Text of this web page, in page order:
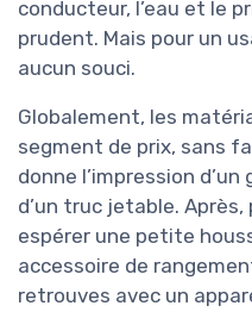
conducteur, l’eau et le
prudent. Mais pour un
aucun souci.
Globalement, les
segment de prix, sans
donne l’impression
d’un truc jetable.
espérer une petite
accessoire de
retrouves avec un